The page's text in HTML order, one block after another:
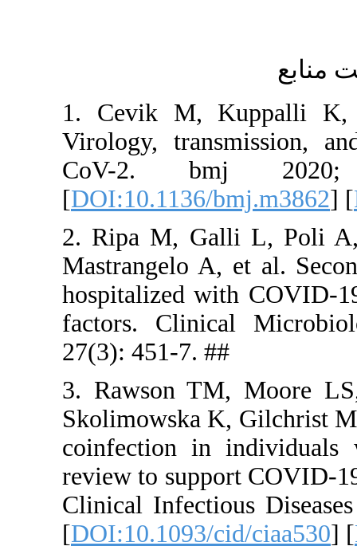
1. Cevik
Virology,
CoV-
[
2. Ripa
factors.
3.
review to
Clinical
[